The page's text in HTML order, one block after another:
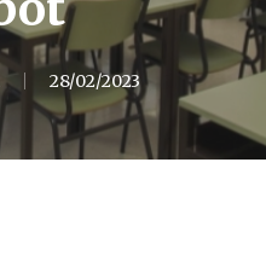
28/02/2023